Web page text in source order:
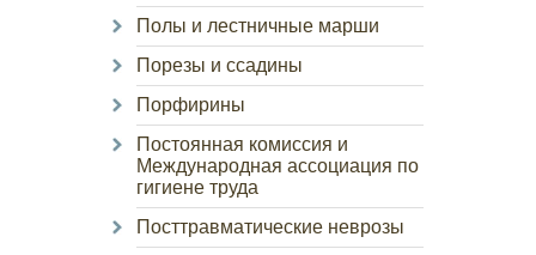
Полы и лестничные марши
Порезы и ссадины
Порфирины
Постоянная комиссия и
Международная ассоциация по
гигиене труда
Посттравматические неврозы